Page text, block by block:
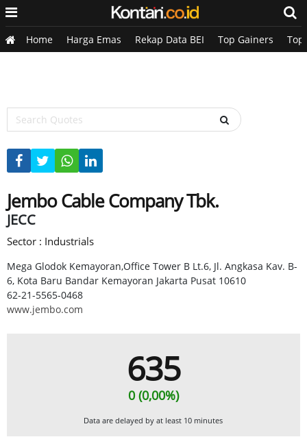
Home Harga Emas Rekap Data BEI Top Gainers Top
Jembo Cable Company Tbk.
JECC
Sector : Industrials
Mega Glodok Kemayoran,Office Tower B Lt.6, Jl. Angkasa Kav. B-
6, Kota Baru Bandar Kemayoran Jakarta Pusat 10610
62-21-5565-0468
www.jembo.com
635
0 (0,00%)
Data are delayed by at least 10 minutes